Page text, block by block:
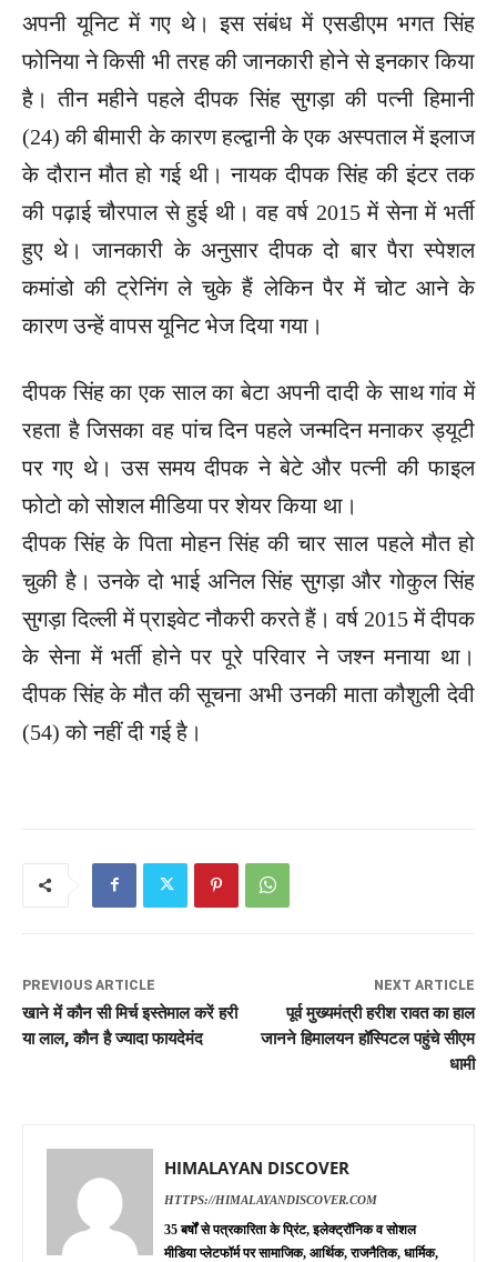
अपनी यूनिट में गए थे। इस संबंध में एसडीएम भगत सिंह
फोनिया ने किसी भी तरह की जानकारी होने से इनकार किया
है। तीन महीने पहले दीपक सिंह सुगड़ा की पत्नी हिमानी
(24) की बीमारी के कारण हल्द्वानी के एक अस्पताल में इलाज
के दौरान मौत हो गई थी। नायक दीपक सिंह की इंटर तक
की पढ़ाई चौरपाल से हुई थी। वह वर्ष 2015 में सेना में भर्ती
हुए थे। जानकारी के अनुसार दीपक दो बार पैरा स्पेशल
कमांडो की ट्रेनिंग ले चुके हैं लेकिन पैर में चोट आने के
कारण उन्हें वापस यूनिट भेज दिया गया।
दीपक सिंह का एक साल का बेटा अपनी दादी के साथ गांव में
रहता है जिसका वह पांच दिन पहले जन्मदिन मनाकर ड्यूटी
पर गए थे। उस समय दीपक ने बेटे और पत्नी की फाइल
फोटो को सोशल मीडिया पर शेयर किया था।
दीपक सिंह के पिता मोहन सिंह की चार साल पहले मौत हो
चुकी है। उनके दो भाई अनिल सिंह सुगड़ा और गोकुल सिंह
सुगड़ा दिल्ली में प्राइवेट नौकरी करते हैं। वर्ष 2015 में दीपक
के सेना में भर्ती होने पर पूरे परिवार ने जश्न मनाया था।
दीपक सिंह के मौत की सूचना अभी उनकी माता कौशुली देवी
(54) को नहीं दी गई है।
PREVIOUS ARTICLE
खाने में कौन सी मिर्च इस्तेमाल करें हरी
या लाल, कौन है ज्यादा फायदेमंद
NEXT ARTICLE
पूर्व मुख्यमंत्री हरीश रावत का हाल
जानने हिमालयन हॉस्पिटल पहुंचे सीएम
धामी
HIMALAYAN DISCOVER
HTTPS://HIMALAYANDISCOVER.COM
35 बर्षों से पत्रकारिता के प्रिंट, इलेक्ट्रॉनिक व सोशल
मीडिया प्लेटफॉर्म पर सामाजिक, आर्थिक, राजनैतिक, धार्मिक,